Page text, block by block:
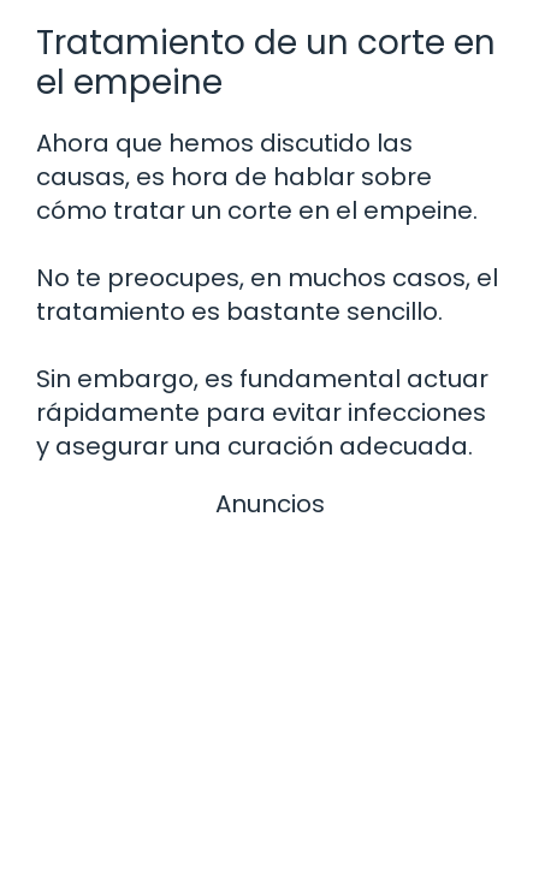
Tratamiento de un corte en
el empeine
Ahora que hemos discutido las
causas, es hora de hablar sobre
cómo tratar un corte en el empeine.
No te preocupes, en muchos casos, el
tratamiento es bastante sencillo.
Sin embargo, es fundamental actuar
rápidamente para evitar infecciones
y asegurar una curación adecuada.
Anuncios